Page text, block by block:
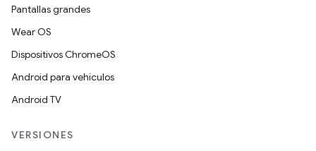
Pantallas grandes
Wear OS
Dispositivos ChromeOS
Android para vehículos
Android TV
VERSIONES